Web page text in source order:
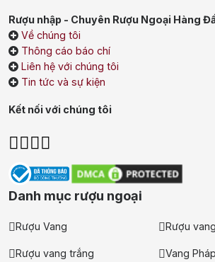
Rượu nhập - Chuyên Rượu Ngoại Hàng
Về chúng tôi
Thông cáo báo chí
Liên hệ với chúng tôi
Tin tức và sự kiện
Kết nối với chúng tôi
Danh mục rượu ngoại
Rượu Vang Rượu
Rượu vang trắng Vang Pháp